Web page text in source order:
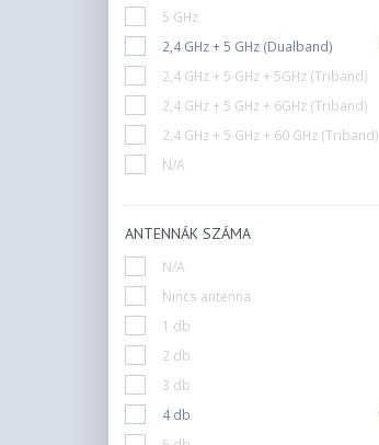
5 GHz
2,4 GHz + 5 GHz (Dualband)
2,4 GHz + 5 GHz + 5GHz (Triband)
2,4 GHz + 5 GHz + 6GHz (Triband)
2,4 GHz + 5 GHz + 60 GHz (Triband)
N/A
ANTENNÁK SZÁMA
N/A
Nincs antenna
1 db
2 db
3 db
4 db